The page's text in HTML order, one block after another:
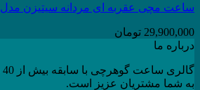
ساعت مچی عقربه ای مردانه سیتیزن مدل AW1374-51A
29,900,000 تومان
درباره ما
به شما مشتریان عزیز است.